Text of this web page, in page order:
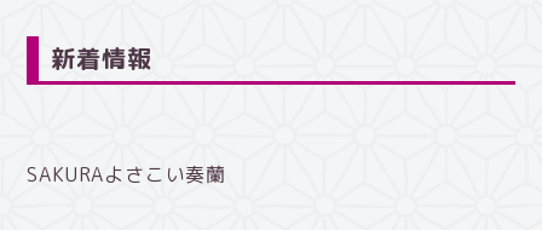
新着情報
SAKURAよさこい奏蘭